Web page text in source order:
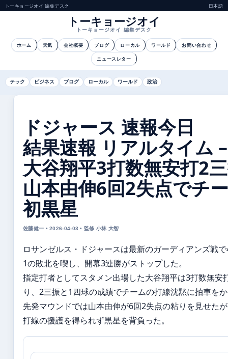
トーキョージオイ 編集デスク 日本語
トーキョージオイ
トーキョージオイ 編集デスク
ホーム 天気 会社概要 ブログ ローカル ワールド お問い合わせ
ニュースレター
テック ビジネス ブログ ローカル ワールド 政治
ドジャース 速報今日
結果速報 リアルタイム –
大谷翔平3打数無安打2
山本由伸6回2失点でチ
初黒星
佐藤健一 • 2026-04-03 • 監修 小林 大智
ロサンゼルス・ドジャースは最新のガーディアンズ戦
1の敗北を喫し、開幕3連勝がストップした。
指定打者としてスタメン出場した大谷翔平は3打数無安
り、2三振と1四球の成績でチームの打線沈黙に拍車を
先発マウンドでは山本由伸が6回2失点の粘りを見せた
打線の援護を得られず黒星を背負った。